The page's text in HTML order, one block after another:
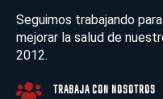
Seguimos trabajando
mejorar la salud de
2012.
TRABAJA CON NOSOTROS